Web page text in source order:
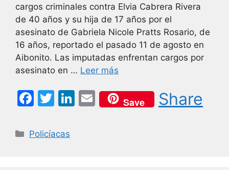
cargos criminales contra Elvia Cabrera Rivera
de 40 años y su hija de 17 años por el
asesinato de Gabriela Nicole Pratts Rosario, de
16 años, reportado el pasado 11 de agosto en
Aibonito. Las imputadas enfrentan cargos por
asesinato en … Leer más
F
c
T
itt
Li E
m
Save Share
Categorías
Policíacas